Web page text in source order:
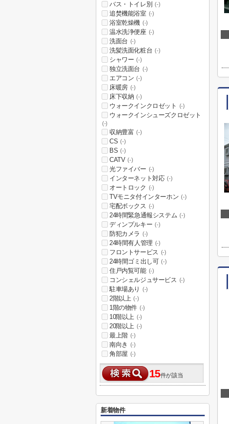
バス・トイレ別 (-)
追焚機能浴室 (-)
浴室乾燥機 (-)
温水洗浄便座 (-)
洗面台 (-)
洗髪洗面化粧台 (-)
シャワー (-)
独立洗面台 (-)
エアコン (-)
床暖房 (-)
床下収納 (-)
ウォークインクロゼット (-)
ウォークインシューズクロゼット
(-)
収納豊富 (-)
CS (-)
BS (-)
CATV (-)
光ファイバー (-)
インターネット対応 (-)
オートロック (-)
TVモニタ付インターホン (-)
宅配ボックス (-)
24時間緊急通報システム (-)
ディンプルキー (-)
防犯カメラ (-)
24時間有人管理 (-)
フロントサービス (-)
24時間ゴミ出し可 (-)
住戸内覧可能 (-)
コンシェルジュサービス (-)
駐車場あり (-)
2階以上 (-)
1階の物件 (-)
10階以上 (-)
20階以上 (-)
最上階 (-)
南向き (-)
角部屋 (-)
15件が該当
新着物件